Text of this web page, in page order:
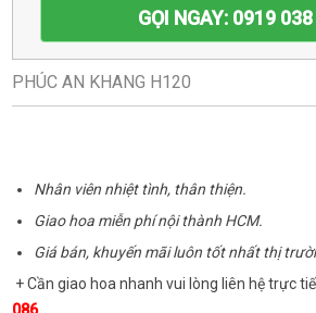
GỌI NGAY: 0919
PHÚC AN KHANG H120
Nhân viên nhiệt tình, thân thiện.
Giao hoa miễn phí nội thành HCM.
Giá bán, khuyến mãi luôn tốt nhất thị
+ Cần giao hoa nhanh vui lòng liên hệ trực
086